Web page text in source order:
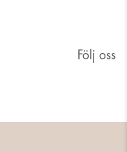
Följ oss